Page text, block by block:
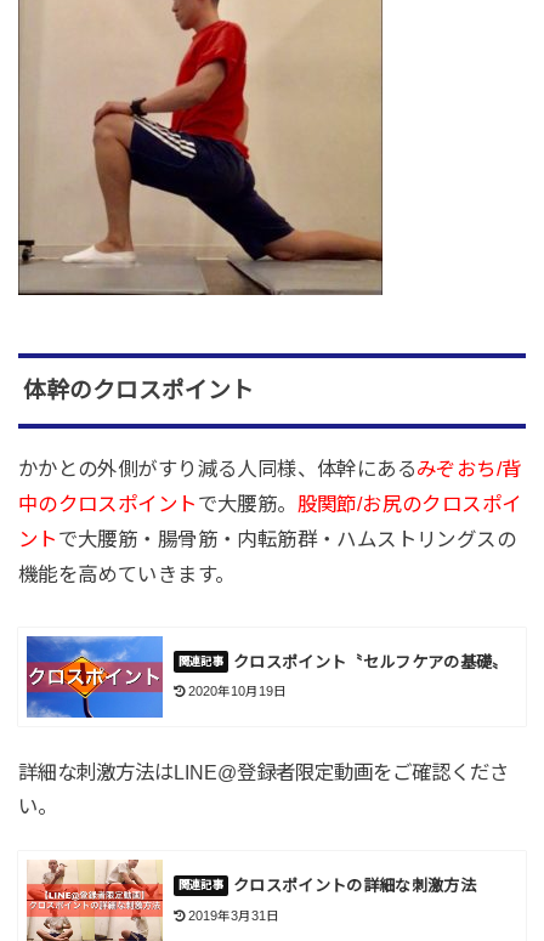
体幹のクロスポイント
かかとの外側がすり減る人同様、体幹にあるみぞおち/背
中のクロスポイント で大腰筋。 股関節/お尻のクロスポイ
ント で大腰筋・腸骨筋・内転筋群・ハムストリングスの
機能を高めていきます。
クロスポイント〝セルフケアの基礎〟
2020年10月19日
詳細な刺激方法はLINE@登録者限定動画をご確認くださ
い。
クロスポイントの詳細な刺激方法
2019年3月31日